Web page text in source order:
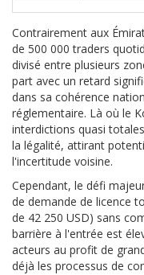
Contrairement aux
de 500 000 traders
divisé entre plusieurs
part avec un retard
dans sa cohérence
réglementaire. Là où le
interdictions quasi
la légalité, attirant
l'incertitude voisine.
Cependant, le défi
de demande de licence
de 42 250 USD) sans
barrière à l'entrée est
acteurs au profit de
déjà les processus de